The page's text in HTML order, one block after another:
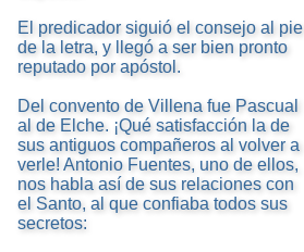
El predicador siguió el consejo al pie
de la letra, y llegó a ser bien pronto
reputado por apóstol.
Del convento de Villena fue Pascual
al de Elche. ¡Qué satisfacción la de
sus antiguos compañeros al volver a
verle! Antonio Fuentes, uno de ellos,
nos habla así de sus relaciones con
el Santo, al que confiaba todos sus
secretos: